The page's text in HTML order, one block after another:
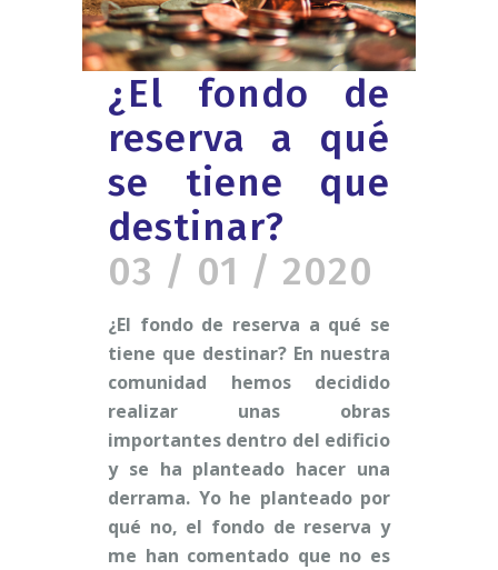
03 / 01 / 2020
¿El fondo de
reserva a qué
se tiene que
destinar?
¿El fondo de reserva a qué se
tiene que destinar? En nuestra
comunidad hemos decidido
realizar unas obras
importantes dentro del edificio
y se ha planteado hacer una
derrama. Yo he planteado por
qué no, el fondo de reserva y
me han comentado que no es